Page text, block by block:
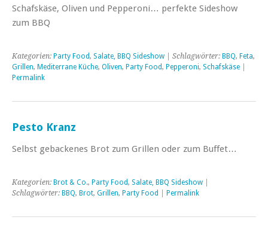
Schafskäse, Oliven und Pepperoni… perfekte Sideshow
zum BBQ
Kategorien: Party Food, Salate, BBQ Sideshow | Schlagwörter: BBQ, Feta,
Grillen, Mediterrane Küche, Oliven, Party Food, Pepperoni, Schafskäse
Permalink
Pesto Kranz
Selbst gebackenes Brot zum Grillen oder zum Buffet…
Kategorien: Brot & Co., Party Food, Salate, BBQ Sideshow
Schlagwörter: BBQ, Brot, Grillen, Party Food Permalink